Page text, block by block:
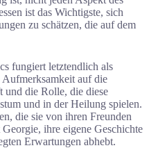
ist das Wichtigste, sich
zu schätzen, die auf dem
fungiert letztendlich als
auf die
und die Rolle, die diese
und in der Heilung spielen.
die sie von ihren Freunden
ihre eigene Geschichte
Erwartungen abhebt.